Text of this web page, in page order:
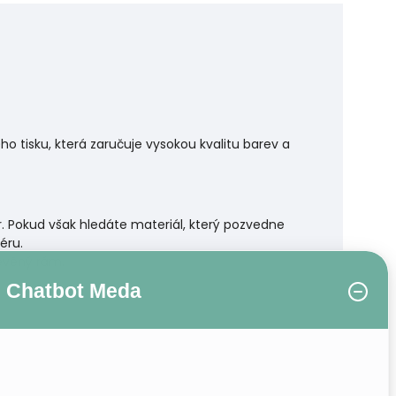
tisku, která zaručuje vysokou kvalitu barev a
však hledáte materiál, který pozvedne
rám.
Chatbot Meda